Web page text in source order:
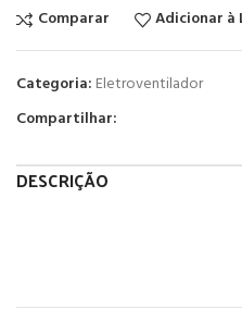
Comparar
Adicionar à
Categoria: Eletroventilador
Compartilhar:
DESCRIÇÃO